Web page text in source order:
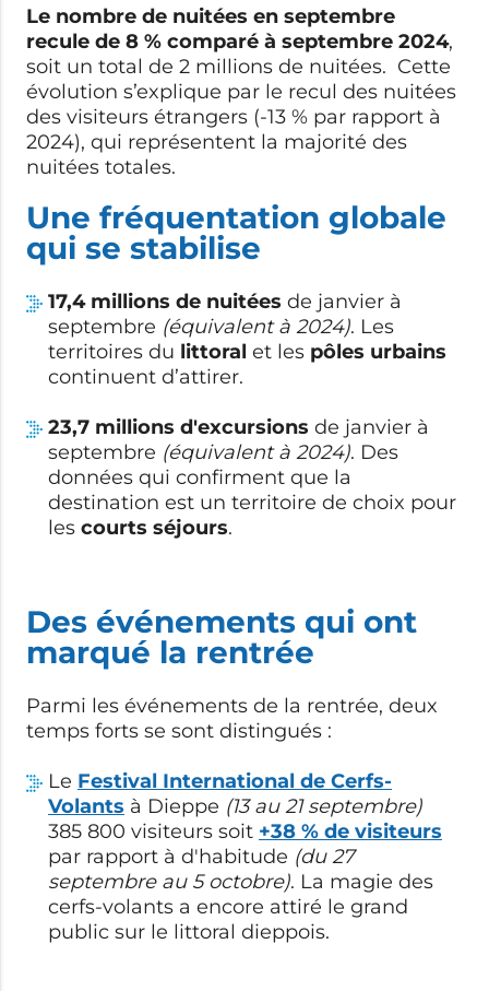
Le nombre de nuitées en septembre
recule de 8 % comparé à septembre 2024,
soit un total de 2 millions de nuitées. Cette
évolution s’explique par le recul des nuitées
des visiteurs étrangers (-13 % par rapport à
2024), qui représentent la majorité des
nuitées totales.
Une fréquentation globale
qui se stabilise
17,4 millions de nuitées de janvier à
septembre (équivalent à 2024). Les
territoires du littoral et les pôles urbains
continuent d’attirer.
23,7 millions d'excursions de janvier à
septembre (équivalent à 2024). Des
données qui confirment que la
destination est un territoire de choix pour
les courts séjours.
Des événements qui ont
marqué la rentrée
Parmi les événements de la rentrée, deux
temps forts se sont distingués :
Le Festival International de Cerfs-
Volants à Dieppe (13 au 21 septembre)
385 800 visiteurs soit +38 % de visiteurs
par rapport à d'habitude (du 27
septembre au 5 octobre). La magie des
cerfs-volants a encore attiré le grand
public sur le littoral dieppois.